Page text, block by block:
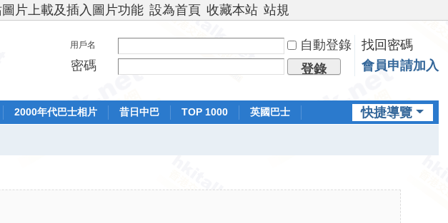
片上載及插入圖片功能 設為首頁 收藏本站 站規
用戶名 自動登錄
找回密碼
密碼
登錄 會員申請加入
快捷導覽
2000年代巴士相片 昔日中巴 TOP 1000
英國巴士